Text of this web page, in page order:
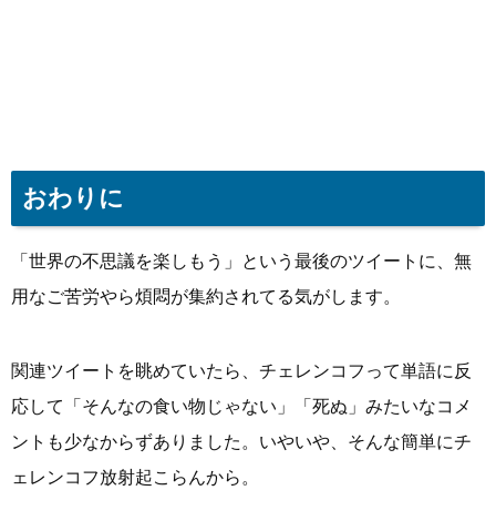
おわりに
「世界の不思議を楽しもう」という最後のツイートに、無
用なご苦労やら煩悶が集約されてる気がします。
関連ツイートを眺めていたら、チェレンコフって単語に反
応して「そんなの食い物じゃない」「死ぬ」みたいなコメ
ントも少なからずありました。いやいや、そんな簡単にチ
ェレンコフ放射起こらんから。